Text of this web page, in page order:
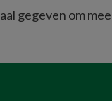
gegeven om